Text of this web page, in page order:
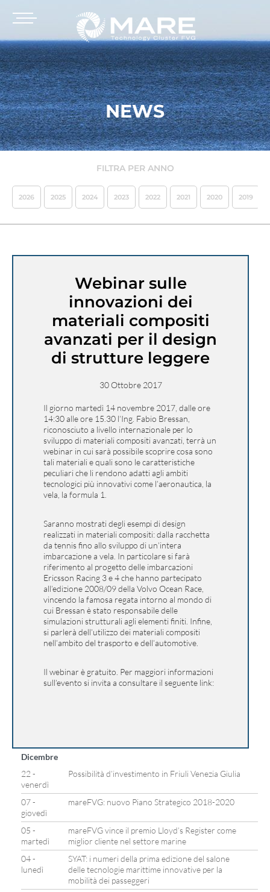
NEWS
FILTRA PER ANNO
2026 2025 2024 2023 2022 2021 2020 2019
Webinar sulle
innovazioni dei
materiali compositi
avanzati per il design
di strutture leggere
30 Ottobre 2017
Il giorno martedì 14 novembre 2017, dalle ore
14:30 alle ore 15.30 l’Ing. Fabio Bressan,
riconosciuto a livello internazionale per lo
sviluppo di materiali compositi avanzati, terrà un
webinar in cui sarà possibile scoprire cosa sono
tali materiali e quali sono le caratteristiche
peculiari che li rendono adatti agli ambiti
tecnologici più innovativi come l’aeronautica, la
vela, la formula 1.
Saranno mostrati degli esempi di design
realizzati in materiali compositi: dalla racchetta
da tennis fino allo sviluppo di un’intera
imbarcazione a vela. In particolare si farà
riferimento al progetto delle imbarcazioni
Ericsson Racing 3 e 4 che hanno partecipato
all’edizione 2008/09 della Volvo Ocean Race,
vincendo la famosa regata intorno al mondo di
cui Bressan è stato responsabile delle
simulazioni strutturali agli elementi finiti. Infine,
si parlerà dell’utilizzo dei materiali compositi
nell’ambito del trasporto e dell’automotive.
Il webinar è gratuito. Per maggiori informazioni
sull’evento si invita a consultare il seguente link:
Dicembre
22 -
venerdì
Possibilità d’investimento in Friuli Venezia Giulia
07 -
giovedì
mareFVG: nuovo Piano Strategico 2018-2020
05 -
martedì
mareFVG vince il premio Lloyd’s Register come
miglior cliente nel settore marine
04 -
lunedì
SYAT: i numeri della prima edizione del salone
delle tecnologie marittime innovative per la
mobilità dei passeggeri